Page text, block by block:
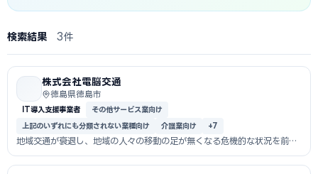
検索結果 3件
株式会社電脳交通
徳島県徳島市
IT導入支援事業者
その他サービス業向け
上記のいずれにも分類されない業種向け
介護業向け +7
地域交通が衰退し、地域の人々の移動の足が無くなる危機的な状況を前
に、地域の交...